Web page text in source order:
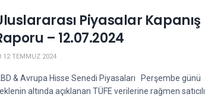
Piyasalar Kapanış
– 12.07.2024
12 TEMMUZ 2024
& Avrupa Hisse Senedi Piyasaları Perşembe günü
altında açıklanan TÜFE verilerine rağmen satıcılı